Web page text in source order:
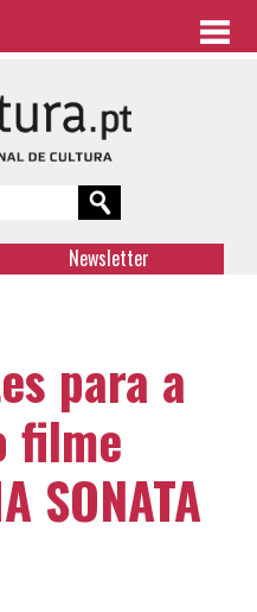
Newsletter
para a
filme
SONATA